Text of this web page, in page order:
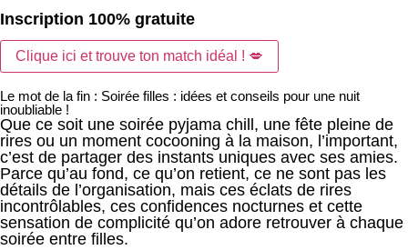
Inscription 100% gratuite
Clique ici et trouve ton match idéal ! 💋
Le mot de la fin : Soirée filles : idées et conseils pour une nuit
inoubliable !
Que ce soit une soirée pyjama chill, une fête pleine de
rires ou un moment cocooning à la maison, l’important,
c’est de partager des instants uniques avec ses amies.
Parce qu’au fond, ce qu’on retient, ce ne sont pas les
détails de l’organisation, mais ces éclats de rires
incontrôlables, ces confidences nocturnes et cette
sensation de complicité qu’on adore retrouver à chaque
soirée entre filles.